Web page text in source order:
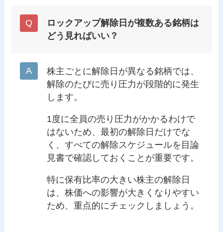
ロックアップ解除日が複数ある銘柄は
どう見ればいい？
株主ごとに解除日が異なる銘柄では、
解除のたびに売り圧力が段階的に発生
します。
1度に全員の売り圧力がかかるわけで
はないため、最初の解除日だけでな
く、すべての解除スケジュールを目論
見書で確認しておくことが重要です。
特に保有比率の大きい株主の解除日
は、株価への影響が大きくなりやすい
ため、重点的にチェックしましょう。